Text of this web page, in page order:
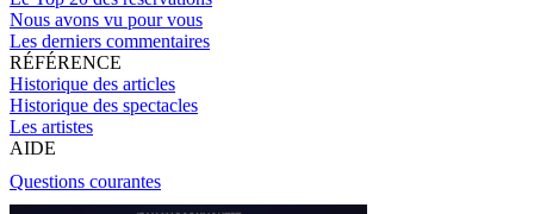
Nous avons vu pour vous
Les derniers commentaires
RÉFÉRENCE
Historique des articles
Historique des spectacles
Les artistes
AIDE
Questions courantes